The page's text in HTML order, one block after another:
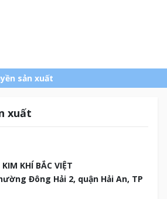
sản xuất
xuất
KHÍ BẮC VIỆT
Đông Hải 2, quận Hải An, TP